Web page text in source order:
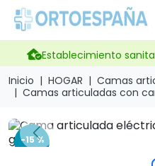
Establecimiento
Inicio
HOGAR
Camas
Camas articuladas con
-15 %Previous